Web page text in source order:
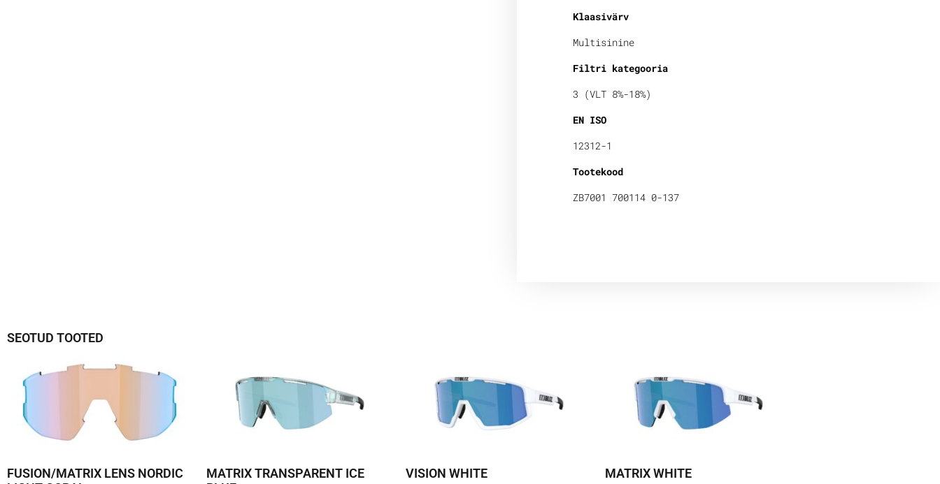
Klaasivärv
Multisinine
Filtri kategooria
3 (VLT 8%-18%)
EN ISO
12312-1
Tootekood
ZB7001 700114 0-137
SEOTUD TOOTED
FUSION/MATRIX LENS NORDIC
MATRIX TRANSPARENT ICE
VISION WHITE MATRIX WHITE